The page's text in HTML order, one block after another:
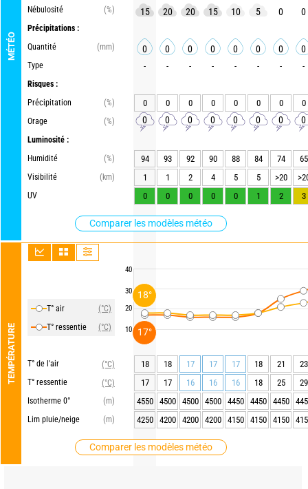
MÉTÉO
Nébulosité
(%)
Précipitations :
Quantité
(mm)
Type
Risques :
Précipitation
(%)
Orage
(%)
Luminosité :
Humidité
(%)
Visibilité
(km)
UV
Comparer les modèles météo
TEMPÉRATURE
T° air
(°C)
T° ressentie
(°C)
T° de l'air
(°C)
T° ressentie
(°C)
Isotherme 0°
(m)
Lim pluie/neige
(m)
Comparer les modèles météo
40
30
20
10
15 20 20 15 10 5 0 0
0 0 0 0 0 0 0 0
- - - - - - - -
0 0 0 0 0 0 0 0
0 0 0 0 0 0 0 0
94 93 92 90 88 84 74
65
1
1 2 4 5 5 >20
0
0 0 0 0 1 2 3
18 18 17 17 17 18 21
23
17
17 16 16 16 18 25
29
4550
4500 4500 4500 4450 4450 4450
4250
4200 4200 4200 4150 4150 4150
18°
17°